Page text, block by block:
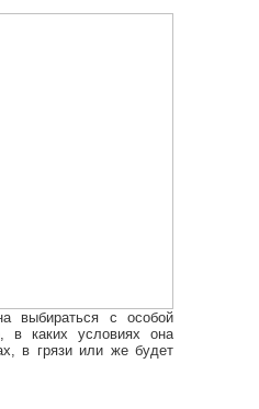
выбираться с особой
в каких условиях она
в грязи или же будет